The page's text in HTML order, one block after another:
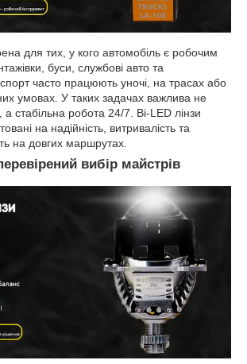
для тих, у кого автомобіль є робочим
буси, службові авто та
часто працюють уночі, на трасах або
умовах. У таких задачах важлива не
а стабільна робота 24/7. Bi-LED лінзи
на надійність, витривалість та
на довгих маршрутах.
вибір майстрів